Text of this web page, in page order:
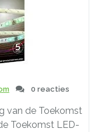
0 reacties
van de Toekomst
Toekomst LED-